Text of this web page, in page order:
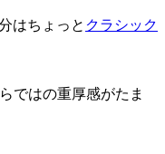
はちょっと クラシック
ではの重厚感がたま